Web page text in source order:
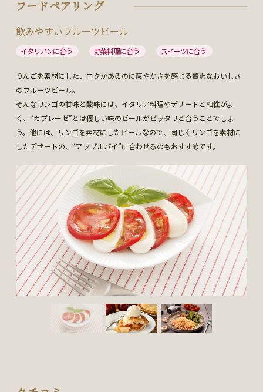
フードペアリング
飲みやすいフルーツビール
イタリアンに合う 野菜料理に合う スイーツに合う
りんごを素材にした、コクがあるのに爽やかさを感じる贅沢なおいしさ
のフルーツビール。
そんなリンゴの甘味と酸味には、イタリア料理やデザートと相性がよ
く、“カプレーゼ”とは優しい味のビールがピッタリと合うことでしょ
う。他には、リンゴを素材にしたビールなので、同じくリンゴを素材に
したデザートの、“アップルパイ”に合わせるのもおすすめです。